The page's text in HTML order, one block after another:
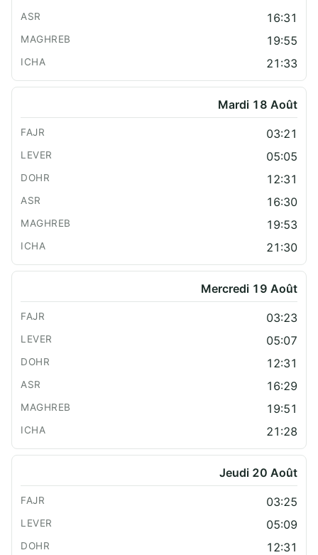
16:31
19:55
21:33
Mardi 18 Août
03:21
05:05
12:31
16:30
19:53
21:30
Mercredi 19 Août
03:23
05:07
12:31
16:29
19:51
21:28
Jeudi 20 Août
03:25
05:09
12:31